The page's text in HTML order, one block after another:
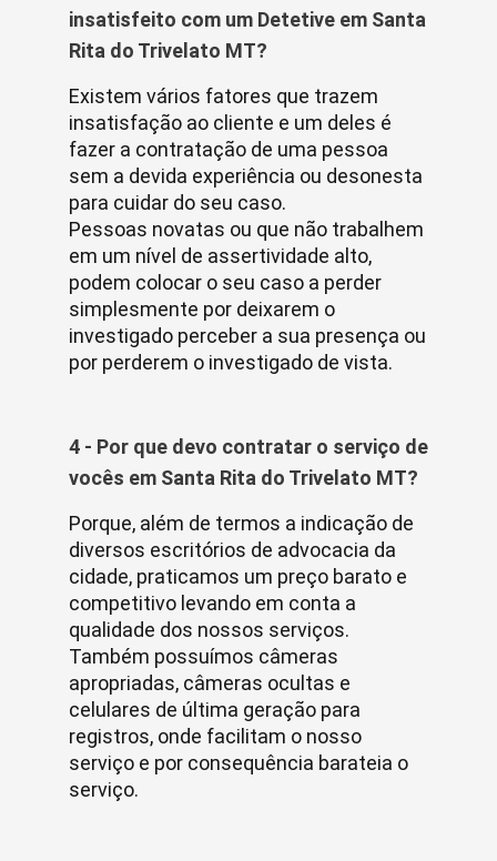
insatisfeito com um Detetive em Santa
Rita do Trivelato MT?
Existem vários fatores que trazem
insatisfação ao cliente e um deles é
fazer a contratação de uma pessoa
sem a devida experiência ou desonesta
para cuidar do seu caso.
Pessoas novatas ou que não trabalhem
em um nível de assertividade alto,
podem colocar o seu caso a perder
simplesmente por deixarem o
investigado perceber a sua presença ou
por perderem o investigado de vista.
4 - Por que devo contratar o serviço de
vocês em Santa Rita do Trivelato MT?
Porque, além de termos a indicação de
diversos escritórios de advocacia da
cidade, praticamos um preço barato e
competitivo levando em conta a
qualidade dos nossos serviços.
Também possuímos câmeras
apropriadas, câmeras ocultas e
celulares de última geração para
registros, onde facilitam o nosso
serviço e por consequência barateia o
serviço.